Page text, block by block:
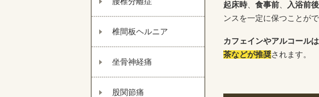
椎間板ヘルニア
坐骨神経痛
股関節痛
起床時、 食事前 入浴前後
ンスを一定に保つことがで
カフェインやアルコール
茶などが推奨されます。